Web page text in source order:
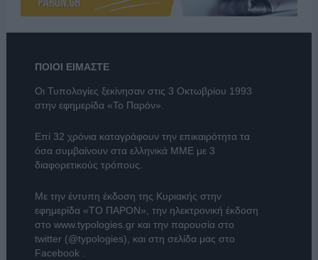
ΠΟΙΟΙ ΕΙΜΑΣΤΕ
Οι Τυπολογίες ξεκίνησαν στις 3 Οκτωβρίου 1993
στην εφημερίδα «Το Παρόν».
Επί 32 χρόνια καταγράφουν την επικαιρότητα τα
όσα συμβαίνουν στα ελληνικά ΜΜΕ με 3
διαφορετικούς τρόπους.
Με την έντυπη έκδοση της Κυριακής στην
εφημερίδα «ΤΟ ΠΑΡΟΝ» , την ηλεκτρονική έκδοση
στο www.typologies.grκαι την παρουσία στο
twitter (@typologies) , και στη σελίδα μας στο
Facebook